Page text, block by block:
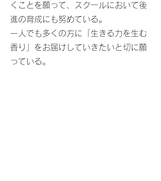
くことを願って、スクールにおいて後
進の育成にも努めている。
一人でも多くの方に「生きる力を生む
香り」をお届けしていきたいと切に願
っている。